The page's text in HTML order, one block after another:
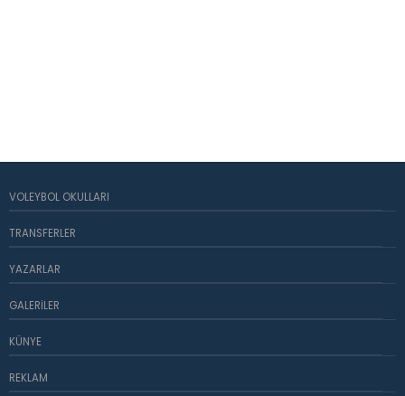
VOLEYBOL OKULLARI
TRANSFERLER
YAZARLAR
GALERILER
KÜNYE
REKLAM